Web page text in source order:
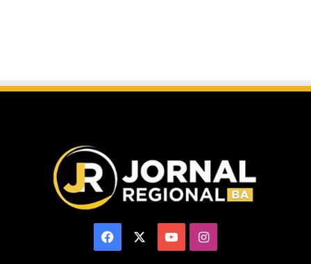
Facebook YouTubeInstagram